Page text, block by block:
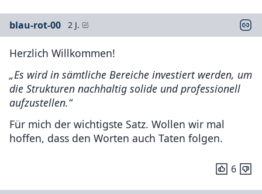
blau-rot-00 2 J.
Herzlich Willkommen!
„Es wird in sämtliche Bereiche investiert werden, um
die Strukturen nachhaltig solide und professionell
aufzustellen.“
Für mich der wichtigste Satz. Wollen wir mal
hoffen, dass den Worten auch Taten folgen.
6